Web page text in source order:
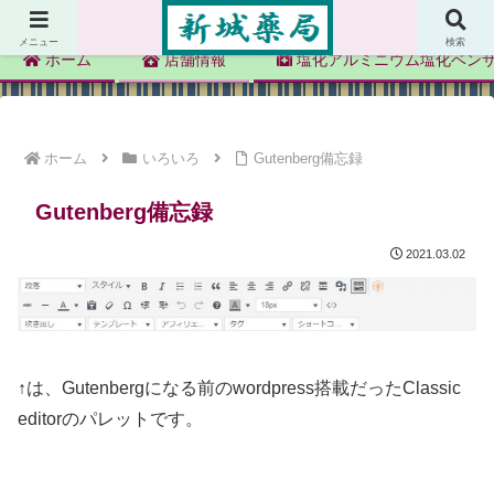
新城薬局
ホーム 店舗情報 塩化アルミニウム塩化ベン
ホーム いろいろ Gutenberg備忘録
Gutenberg備忘録
2021.03.02
↑は、Gutenbergになる前のwordpress搭載だったClassic
editorのパレットです。
メニュー 検索